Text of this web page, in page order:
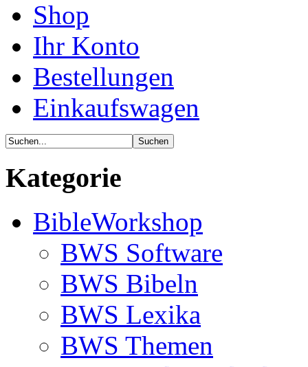
Shop
Ihr Konto
Bestellungen
Einkaufswagen
Kategorie
BibleWorkshop
BWS Software
BWS Bibeln
BWS Lexika
BWS Themen